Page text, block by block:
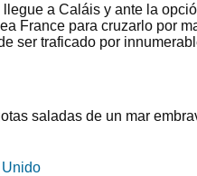
a Caláis y ante la
France para cruzarlo por
ser traficado por
saladas de un mar